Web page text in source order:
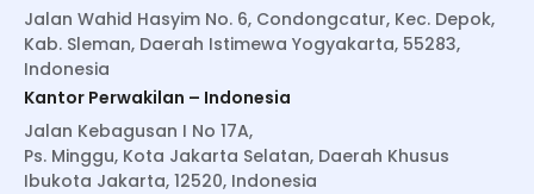
Jalan Wahid Hasyim No. 6, Condongcatur, Kec. Depok,
Kab. Sleman, Daerah Istimewa Yogyakarta, 55283,
Indonesia
Kantor Perwakilan – Indonesia
Jalan Kebagusan I No 17A,
Ps. Minggu, Kota Jakarta Selatan, Daerah Khusus
Ibukota Jakarta, 12520, Indonesia